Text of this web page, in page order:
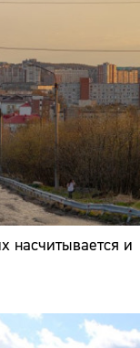
насчитывается и